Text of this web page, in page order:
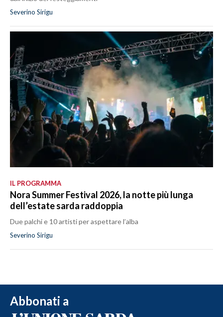
Severino Sirigu
IL PROGRAMMA
Nora Summer Festival 2026, la notte più lunga
dell’estate sarda raddoppia
Due palchi e 10 artisti per aspettare l’alba
Severino Sirigu
Abbonati a